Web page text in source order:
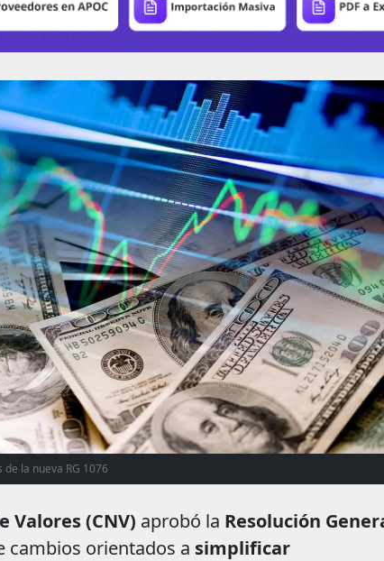
la nueva RG 1076
Valores (CNV) aprobó la Resolución
cambios orientados a simplificar